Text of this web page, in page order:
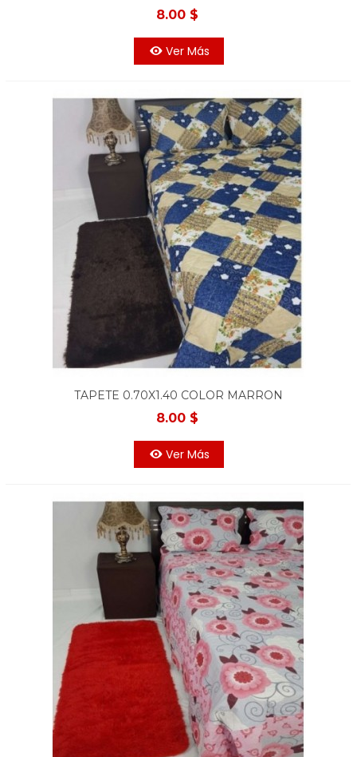
MATIZADO
8.00 $
Ver Más
TAPETE 0.70X1.40 COLOR MARRON
8.00 $
Ver Más